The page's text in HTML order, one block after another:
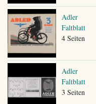
Adler
Faltblatt
4 Seiten
Adler
Faltblatt
3 Seiten